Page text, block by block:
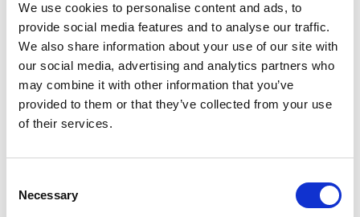
We use cookies to personalise content and ads, to
provide social media features and to analyse our traffic.
We also share information about your use of our site with
our social media, advertising and analytics partners who
may combine it with other information that you’ve
provided to them or that they’ve collected from your use
of their services.
Selection
Necessary
Le valvole di sfiato Varia permettono la completa
evacuazione dell’aria in modo automatico, ma con la
versione brevettata, grazie all’ulteriore sfiato manuale, è
possibile inoltre:
- verificare il regolare funzionamento della valvola
- velocizzare l’evacuazione dell’aria in particolari situazioni
Costruzione